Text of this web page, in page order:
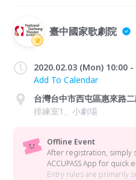
臺中國家歌劇院
2020.02.03 (Mon) 10:00
Add To Calendar
台灣台中市西屯區惠來路
排練室1、小劇場
Offline Event
After registration, simply
ACCUPASS App for quick
Entry rules are primarily